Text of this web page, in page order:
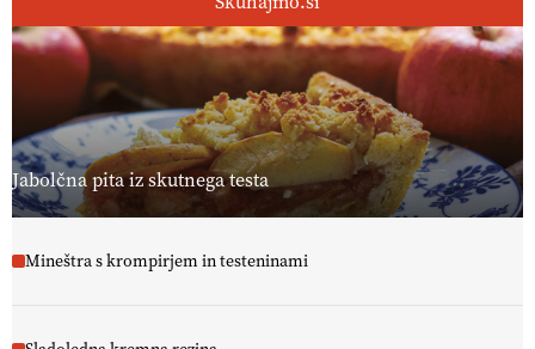
Jabolčna pita iz skutnega testa
Mineštra s krompirjem in testeninami